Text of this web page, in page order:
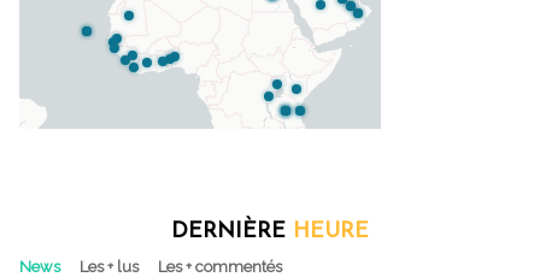
DERNIÈRE HEURE
News Les + lus Les + commentés